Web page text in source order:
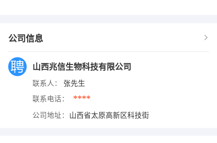
公司信息
山西兆信生物科技有限公司
联系人： 张先生
联系电话： ****
公司地址： 山西省太原高新区科技街